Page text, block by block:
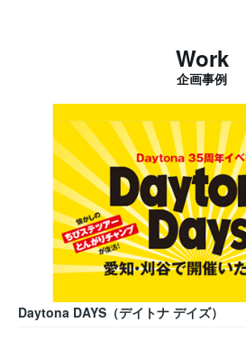
Work
企画事例
Daytona DAYS（デイトナ デイズ）